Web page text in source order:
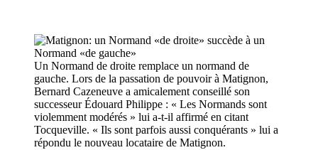
Un Normand de droite remplace un normand de
gauche. Lors de la passation de pouvoir à Matignon,
Bernard Cazeneuve a amicalement conseillé son
successeur Édouard Philippe : « Les Normands sont
violemment modérés » lui a-t-il affirmé en citant
Tocqueville. « Ils sont parfois aussi conquérants » lui a
répondu le nouveau locataire de Matignon.